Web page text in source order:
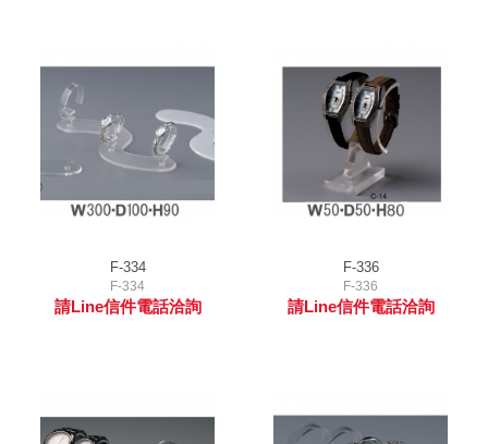
F-334
F-334
請Line信件電話洽詢
F-336
F-336
請Line信件電話洽詢